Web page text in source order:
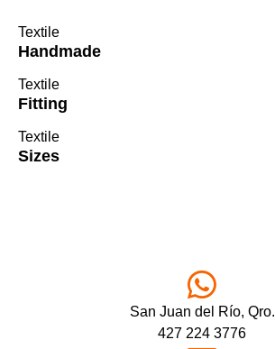
Textile
Handmade
Textile
Fitting
Textile
Sizes
San Juan del Río, Qro.
427 224 3776